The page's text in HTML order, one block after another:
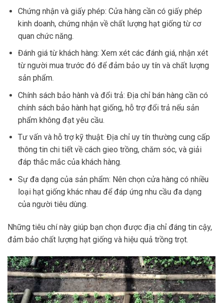
Chứng nhận và giấy phép: Cửa hàng cần có giấy phép
kinh doanh, chứng nhận về chất lượng hạt giống từ cơ
quan chức năng.
Đánh giá từ khách hàng: Xem xét các đánh giá, nhận xét
từ người mua trước đó để đảm bảo uy tín và chất lượng
sản phẩm.
Chính sách bảo hành và đổi trả: Địa chỉ bán hàng cần có
chính sách bảo hành hạt giống, hỗ trợ đổi trả nếu sản
phẩm không đạt yêu cầu.
Tư vấn và hỗ trợ kỹ thuật: Địa chỉ uy tín thường cung cấp
thông tin chi tiết về cách gieo trồng, chăm sóc, và giải
đáp thắc mắc của khách hàng.
Sự đa dạng của sản phẩm: Nên chọn cửa hàng có nhiều
loại hạt giống khác nhau để đáp ứng nhu cầu đa dạng
của người tiêu dùng.
Những tiêu chí này giúp bạn chọn được địa chỉ đáng tin cậy,
đảm bảo chất lượng hạt giống và hiệu quả trồng trọt.